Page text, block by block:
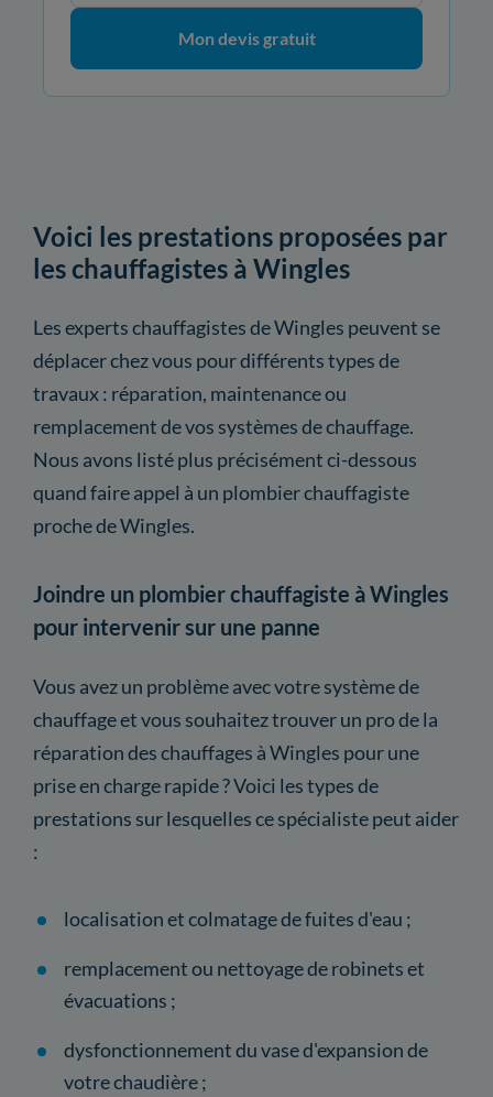
Mon devis gratuit
Voici les prestations proposées par
les chauffagistes à Wingles
Les experts chauffagistes de Wingles peuvent se
déplacer chez vous pour différents types de
travaux : réparation, maintenance ou
remplacement de vos systèmes de chauffage.
Nous avons listé plus précisément ci-dessous
quand faire appel à un plombier chauffagiste
proche de Wingles.
Joindre un plombier chauffagiste à Wingles
pour intervenir sur une panne
Vous avez un problème avec votre système de
chauffage et vous souhaitez trouver un pro de la
réparation des chauffages à Wingles pour une
prise en charge rapide ? Voici les types de
prestations sur lesquelles ce spécialiste peut aider
:
localisation et colmatage de fuites d'eau ;
remplacement ou nettoyage de robinets et
évacuations ;
dysfonctionnement du vase d'expansion de
votre chaudière ;